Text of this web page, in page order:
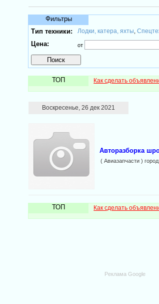
Фильтры
Тип техники:
Лодки, катера, яхты ,
Цена: от
ТОП Как сделать
Воскресенье, 26 дек 2021
Авторазборка
( Авиазапчасти )
ТОП Как сделать
Реклама Google